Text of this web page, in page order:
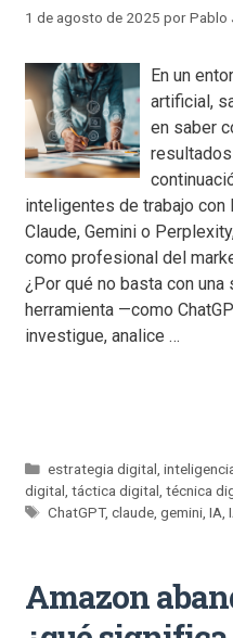
1 de agosto de 2025 porPablo
En un
artificial,
en saber
inteligentes de trabajo con
Claude, Gemini o
como profesional del
¿Por qué no basta con
herramienta —como
investigue, analice …
estrategia digital ,
digital táctica digital técnica
ChatGPT,claude ,gemini ,IA ,
Amazon